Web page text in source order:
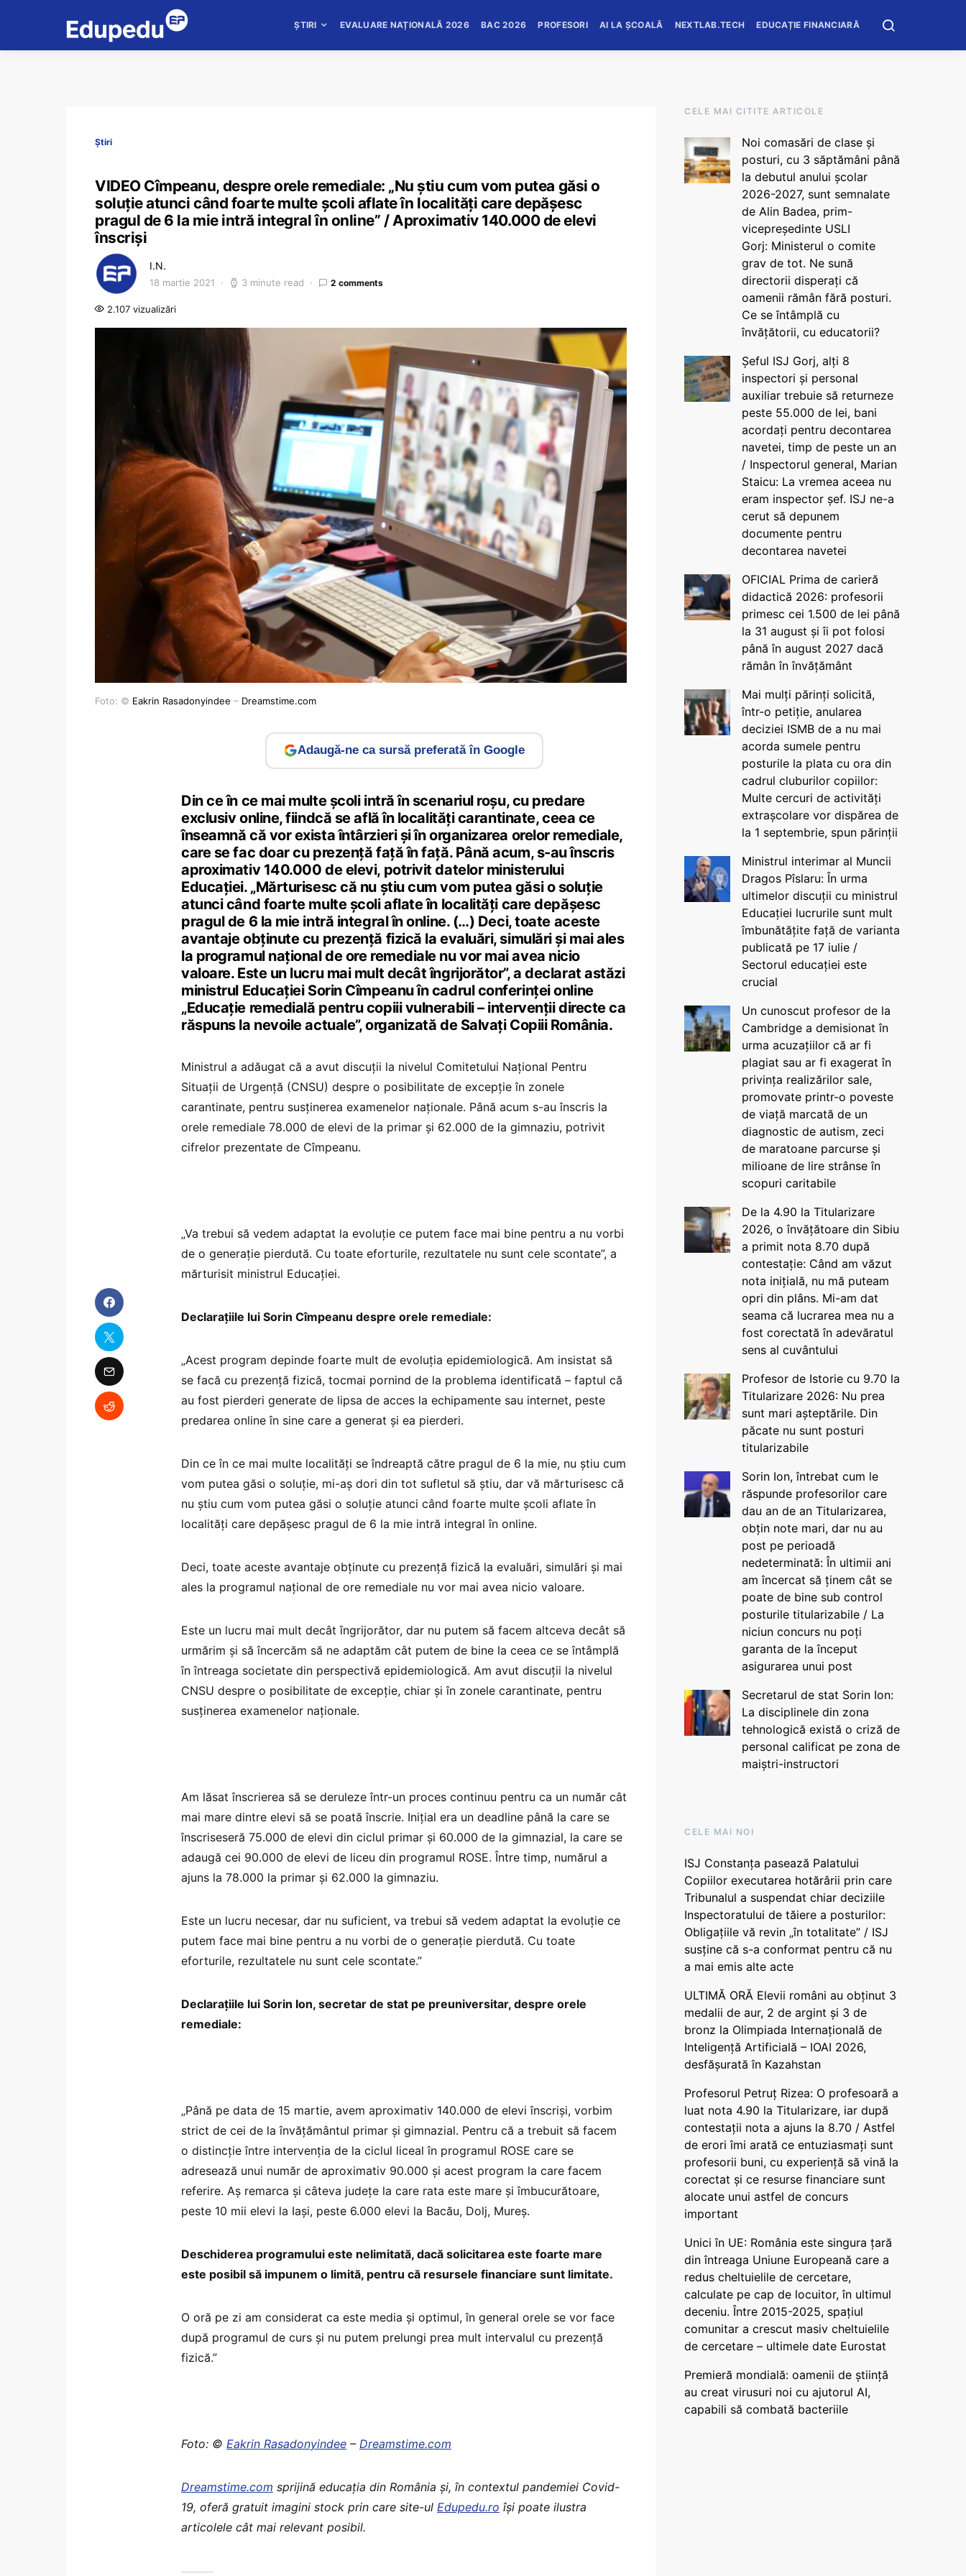
ȘTIRI EVALUARE NAȚIONALĂ 2026 BAC 2026 PROFESORI AI LA ȘCOALĂ NEXTLAB.TECH EDUCAȚIE FINANCIARĂ
Știri
VIDEO Cîmpeanu, despre orele remediale: „Nu știu cum vom putea găsi o
soluție atunci când foarte multe școli aflate în localități care depășesc
pragul de 6 la mie intră integral în online” / Aproximativ 140.000 de elevi
înscriși
I.N.
18 martie 2021 3 minute read 2 comments
2.107 vizualizări
Foto: © Eakrin Rasadonyindee – Dreamstime.com
Adaugă-ne ca sursă preferată în Google
Din ce în ce mai multe școli intră în scenariul roșu, cu predare
exclusiv online, fiindcă se află în localități carantinate, ceea ce
înseamnă că vor exista întârzieri și în organizarea orelor remediale,
care se fac doar cu prezență față în față. Până acum, s-au înscris
aproximativ 140.000 de elevi, potrivit datelor ministerului
Educației. „Mărturisesc că nu ştiu cum vom putea găsi o soluţie
atunci când foarte multe şcoli aflate în localităţi care depăşesc
pragul de 6 la mie intră integral în online. (…) Deci, toate aceste
avantaje obţinute cu prezenţă fizică la evaluări, simulări şi mai ales
la programul naţional de ore remediale nu vor mai avea nicio
valoare. Este un lucru mai mult decât îngrijorător”, a declarat astăzi
ministrul Educației Sorin Cîmpeanu în cadrul conferinței online
„Educaţie remedială pentru copiii vulnerabili – intervenţii directe ca
răspuns la nevoile actuale”, organizată de Salvaţi Copiii România.
Ministrul a adăugat că a avut discuţii la nivelul Comitetului Național Pentru
Situații de Urgență (CNSU) despre o posibilitate de excepţie în zonele
carantinate, pentru susţinerea examenelor naţionale. Până acum s-au înscris la
orele remediale 78.000 de elevi de la primar și 62.000 de la gimnaziu, potrivit
cifrelor prezentate de Cîmpeanu.
„Va trebui să vedem adaptat la evoluție ce putem face mai bine pentru a nu vorbi
de o generație pierdută. Cu toate eforturile, rezultatele nu sunt cele scontate”, a
mărturisit ministrul Educației.
Declarațiile lui Sorin Cîmpeanu despre orele remediale:
„Acest program depinde foarte mult de evoluția epidemiologică. Am insistat să
se facă cu prezență fizică, tocmai pornind de la problema identificată – faptul că
au fost pierderi generate de lipsa de acces la echipamente sau internet, peste
predarea online în sine care a generat și ea pierderi.
Din ce în ce mai multe localităţi se îndreaptă către pragul de 6 la mie, nu ştiu cum
vom putea găsi o soluţie, mi-aş dori din tot sufletul să ştiu, dar vă mărturisesc că
nu ştiu cum vom putea găsi o soluţie atunci când foarte multe şcoli aflate în
localităţi care depăşesc pragul de 6 la mie intră integral în online.
Deci, toate aceste avantaje obţinute cu prezenţă fizică la evaluări, simulări şi mai
ales la programul naţional de ore remediale nu vor mai avea nicio valoare.
Este un lucru mai mult decât îngrijorător, dar nu putem să facem altceva decât să
urmărim şi să încercăm să ne adaptăm cât putem de bine la ceea ce se întâmplă
în întreaga societate din perspectivă epidemiologică. Am avut discuţii la nivelul
CNSU despre o posibilitate de excepţie, chiar şi în zonele carantinate, pentru
susţinerea examenelor naţionale.
Am lăsat înscrierea să se deruleze într-un proces continuu pentru ca un număr cât
mai mare dintre elevi să se poată înscrie. Inițial era un deadline până la care se
înscriseseră 75.000 de elevi din ciclul primar și 60.000 de la gimnazial, la care se
adaugă cei 90.000 de elevi de liceu din programul ROSE. Între timp, numărul a
ajuns la 78.000 la primar și 62.000 la gimnaziu.
Este un lucru necesar, dar nu suficient, va trebui să vedem adaptat la evoluție ce
putem face mai bine pentru a nu vorbi de o generație pierdută. Cu toate
eforturile, rezultatele nu sunt cele scontate.”
Declarațiile lui Sorin Ion, secretar de stat pe preuniversitar, despre orele
remediale:
„Până pe data de 15 martie, avem aproximativ 140.000 de elevi înscriși, vorbim
strict de cei de la învățământul primar și gimnazial. Pentru că a trebuit să facem
o distincție între intervenția de la ciclul liceal în programul ROSE care se
adresează unui număr de aproximativ 90.000 și acest program la care facem
referire. Aș remarca și câteva județe la care rata este mare și îmbucurătoare,
peste 10 mii elevi la Iași, peste 6.000 elevi la Bacău, Dolj, Mureș.
Deschiderea programului este nelimitată, dacă solicitarea este foarte mare
este posibil să impunem o limită, pentru că resursele financiare sunt limitate.
O oră pe zi am considerat ca este media și optimul, în general orele se vor face
după programul de curs și nu putem prelungi prea mult intervalul cu prezență
fizică.”
Foto: © Eakrin Rasadonyindee – Dreamstime.com
Dreamstime.com sprijină educaţia din România şi, în contextul pandemiei Covid-
19, oferă gratuit imagini stock prin care site-ul Edupedu.ro îşi poate ilustra
articolele cât mai relevant posibil.
CELE MAI CITITE ARTICOLE
Noi comasări de clase și
posturi, cu 3 săptămâni până
la debutul anului școlar
2026-2027, sunt semnalate
de Alin Badea, prim-
vicepreședinte USLI
Gorj: Ministerul o comite
grav de tot. Ne sună
directorii disperați că
oamenii rămân fără posturi.
Ce se întâmplă cu
învățătorii, cu educatorii?
Șeful ISJ Gorj, alți 8
inspectori și personal
auxiliar trebuie să returneze
peste 55.000 de lei, bani
acordați pentru decontarea
navetei, timp de peste un an
/ Inspectorul general, Marian
Staicu: La vremea aceea nu
eram inspector șef. ISJ ne-a
cerut să depunem
documente pentru
decontarea navetei
OFICIAL Prima de carieră
didactică 2026: profesorii
primesc cei 1.500 de lei până
la 31 august și îi pot folosi
până în august 2027 dacă
rămân în învățământ
Mai mulți părinți solicită,
într-o petiție, anularea
deciziei ISMB de a nu mai
acorda sumele pentru
posturile la plata cu ora din
cadrul cluburilor copiilor:
Multe cercuri de activități
extrașcolare vor dispărea de
la 1 septembrie, spun părinții
Ministrul interimar al Muncii
Dragos Pîslaru: În urma
ultimelor discuții cu ministrul
Educației lucrurile sunt mult
îmbunătățite față de varianta
publicată pe 17 iulie /
Sectorul educației este
crucial
Un cunoscut profesor de la
Cambridge a demisionat în
urma acuzațiilor că ar fi
plagiat sau ar fi exagerat în
privința realizărilor sale,
promovate printr-o poveste
de viață marcată de un
diagnostic de autism, zeci
de maratoane parcurse și
milioane de lire strânse în
scopuri caritabile
De la 4.90 la Titularizare
2026, o învățătoare din Sibiu
a primit nota 8.70 după
contestație: Când am văzut
nota inițială, nu mă puteam
opri din plâns. Mi-am dat
seama că lucrarea mea nu a
fost corectată în adevăratul
sens al cuvântului
Profesor de Istorie cu 9.70 la
Titularizare 2026: Nu prea
sunt mari așteptările. Din
păcate nu sunt posturi
titularizabile
Sorin Ion, întrebat cum le
răspunde profesorilor care
dau an de an Titularizarea,
obțin note mari, dar nu au
post pe perioadă
nedeterminată: În ultimii ani
am încercat să ținem cât se
poate de bine sub control
posturile titularizabile / La
niciun concurs nu poți
garanta de la început
asigurarea unui post
Secretarul de stat Sorin Ion:
La disciplinele din zona
tehnologică există o criză de
personal calificat pe zona de
maiștri-instructori
CELE MAI NOI
ISJ Constanța pasează Palatului
Copiilor executarea hotărârii prin care
Tribunalul a suspendat chiar deciziile
Inspectoratului de tăiere a posturilor:
Obligațiile vă revin „în totalitate” / ISJ
susține că s-a conformat pentru că nu
a mai emis alte acte
ULTIMĂ ORĂ Elevii români au obținut 3
medalii de aur, 2 de argint și 3 de
bronz la Olimpiada Internațională de
Inteligență Artificială – IOAI 2026,
desfășurată în Kazahstan
Profesorul Petruț Rizea: O profesoară a
luat nota 4.90 la Titularizare, iar după
contestații nota a ajuns la 8.70 / Astfel
de erori îmi arată ce entuziasmați sunt
profesorii buni, cu experiență să vină la
corectat și ce resurse financiare sunt
alocate unui astfel de concurs
important
Unici în UE: România este singura țară
din întreaga Uniune Europeană care a
redus cheltuielile de cercetare,
calculate pe cap de locuitor, în ultimul
deceniu. Între 2015-2025, spațiul
comunitar a crescut masiv cheltuielile
de cercetare – ultimele date Eurostat
Premieră mondială: oamenii de știință
au creat virusuri noi cu ajutorul AI,
capabili să combată bacteriile